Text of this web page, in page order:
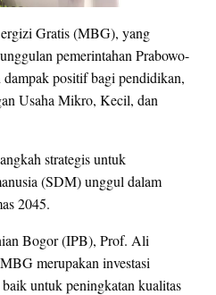
Gratis (MBG), yang
pemerintahan Prabowo-
positif bagi pendidikan,
Usaha Mikro, Kecil, dan
strategis untuk
(SDM) unggul dalam
2045.
Bogor (IPB), Prof. Ali
merupakan investasi
untuk peningkatan kualitas